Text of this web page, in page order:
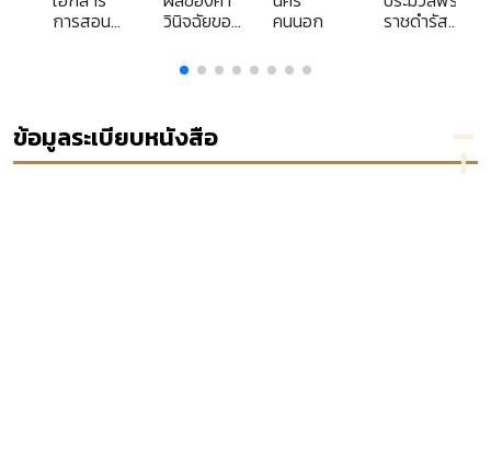
การสอน
เทคโนโลยี
การ
สื่อสาร
วินิจฉัยของ
รัฐธรรมนูญ
คนนอก ราชดำรัส
พุทธศักราช
2566
ข้อมูลระเบียบหนังสือ